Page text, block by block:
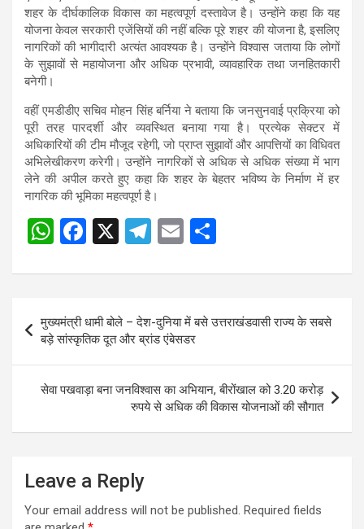
शहर के दीर्घकालिक विकास का महत्वपूर्ण दस्तावेज है। उन्होंने कहा कि यह
योजना केवल सरकारी एजेंसियों की नहीं बल्कि पूरे शहर की योजना है, इसलिए
नागरिकों की भागीदारी अत्यंत आवश्यक है। उन्होंने विश्वास जताया कि लोगों
के सुझावों से महायोजना और अधिक प्रभावी, व्यावहारिक तथा जनहितकारी
बनेगी।
वहीं एमडीडीए सचिव मोहन सिंह बर्निया ने बताया कि जनसुनवाई प्रक्रिया को
पूरी तरह पारदर्शी और व्यवस्थित बनाया गया है। प्रत्येक सेक्टर में
अधिकारियों की टीम मौजूद रहेगी, जो प्राप्त सुझावों और आपत्तियों का विधिवत
अभिलेखीकरण करेगी। उन्होंने नागरिकों से अधिक से अधिक संख्या में भाग
लेने की अपील करते हुए कहा कि शहर के बेहतर भविष्य के निर्माण में हर
नागरिक की भूमिका महत्वपूर्ण है।
W
at
s
A
p
p
F
ce
b
o
o
k
X
T
e
gr
a
m
E
ail ar
navigation
मुख्यमंत्री धामी बोले – देश-दुनिया में बसे उत्तराखंडवासी राज्य के सबसे
बड़े सांस्कृतिक दूत और ब्रांड एंबेसडर
सेवा पखवाड़ा बना जनविश्वास का अभियान, बीरोंखाल को 3.20 करोड़
रुपये से अधिक की विकास योजनाओं की सौगात
Leave a Reply
Your email address will not be published. Required fields